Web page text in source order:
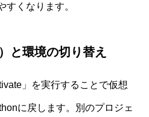
すくなります。
と環境の切り替え
」を実行することで仮想
に戻します。別のプロジェ